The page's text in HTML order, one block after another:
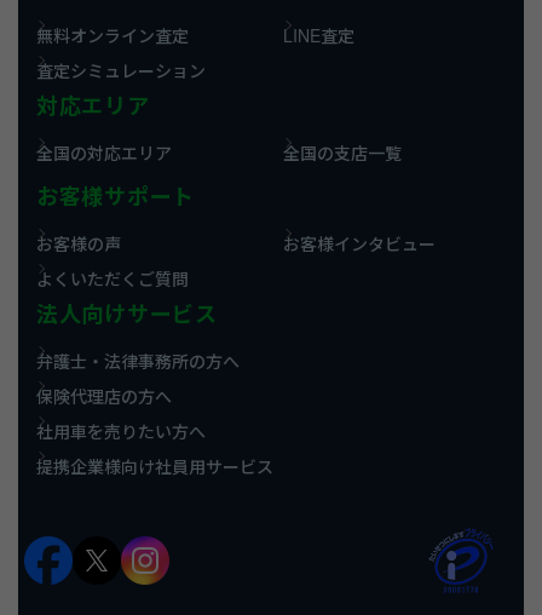
無料オンライン査定
LINE査定
査定シミュレーション
対応エリア
全国の対応エリア 全国の支店一覧
お客様サポート
お客様の声
お客様インタビュー
よくいただくご質問
法人向けサービス
弁護士・法律事務所の方へ
保険代理店の方へ
社用車を売りたい方へ
提携企業様向け社員用サービス